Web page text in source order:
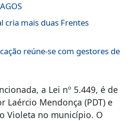
cria mais duas Frentes
reúne-se com gestores de
a Lei nº 5.449, é de
Laércio Mendonça (PDT) e
Violeta no município. O